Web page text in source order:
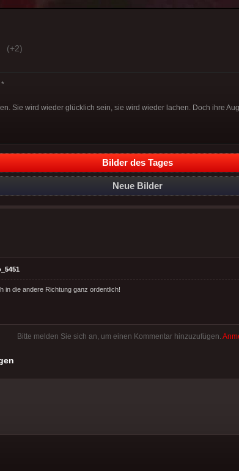
(+2)
Sie wird wieder glücklich sein, sie wird wieder lachen. Doch ihre
Bilder des Tages
Neue Bilder
in die andere Richtung ganz ordentlich!
Bitte melden Sie sich an, um einen Kommentar hinzuzufügen.